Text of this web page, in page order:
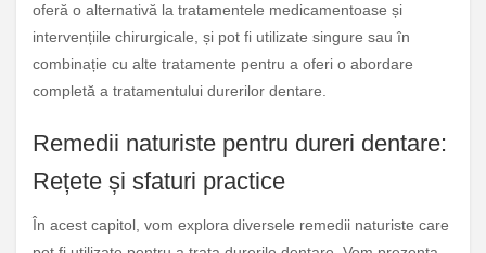
oferă o alternativă la tratamentele medicamentoase și
intervențiile chirurgicale, și pot fi utilizate singure sau în
combinație cu alte tratamente pentru a oferi o abordare
completă a tratamentului durerilor dentare.
Remedii naturiste pentru dureri dentare:
Rețete și sfaturi practice
În acest capitol, vom explora diversele remedii naturiste care